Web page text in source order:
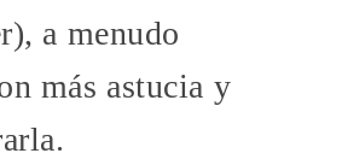
a menudo
más astucia y